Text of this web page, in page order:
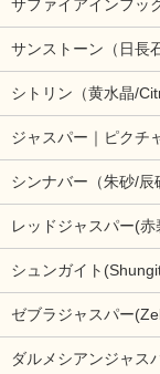
サファイアインフッ
サンストーン（日長
シトリン（黄水晶/
ジャスパー｜ピクチ
シンナバー（朱砂/
レッドジャスパー(
シュンガイト
ゼブラジャスパー
ダルメシアンジャス